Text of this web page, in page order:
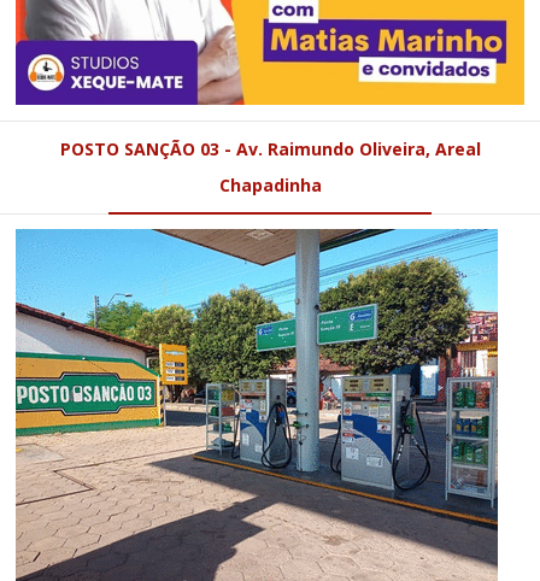
POSTO SANÇÃO 03 - Av. Raimundo Oliveira, Areal
Chapadinha